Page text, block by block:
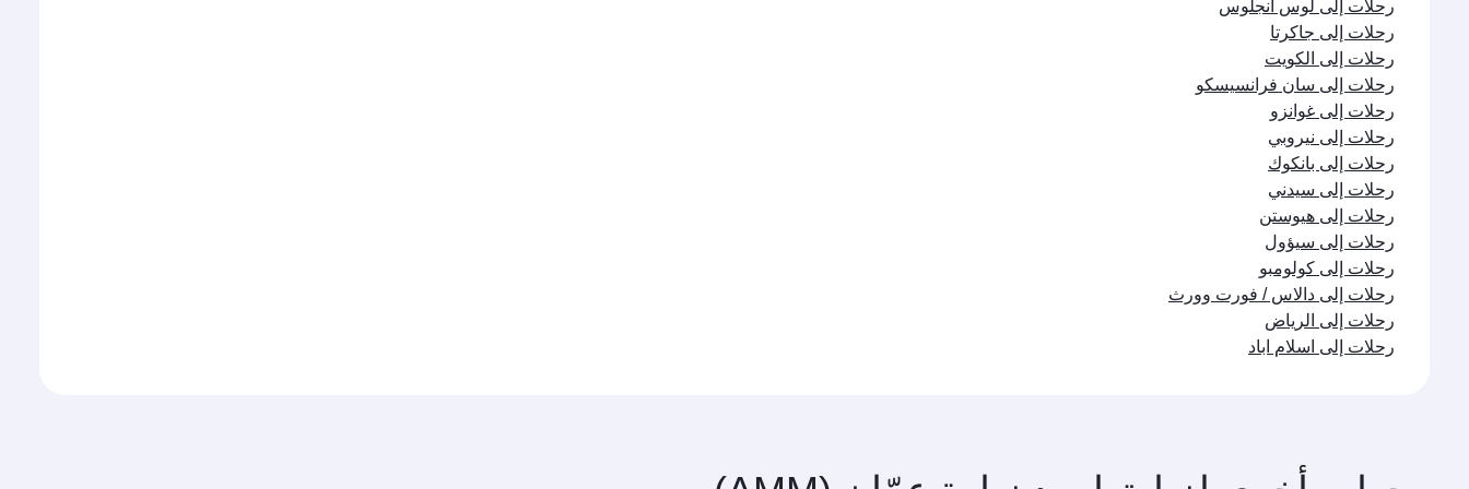
رحلات إلى لوس أنجلوس
رحلات إلى جاكرتا
رحلات إلى الكويت
رحلات إلى سان فرانسيسكو
رحلات إلى غوانزو
رحلات إلى نيروبي
رحلات إلى بانكوك
رحلات إلى سيدني
رحلات إلى هيوستن
رحلات إلى سيؤول
رحلات إلى كولومبو
رحلات إلى دالاس / فورت وورث
رحلات إلى الرياض
رحلات إلى اسلام اباد